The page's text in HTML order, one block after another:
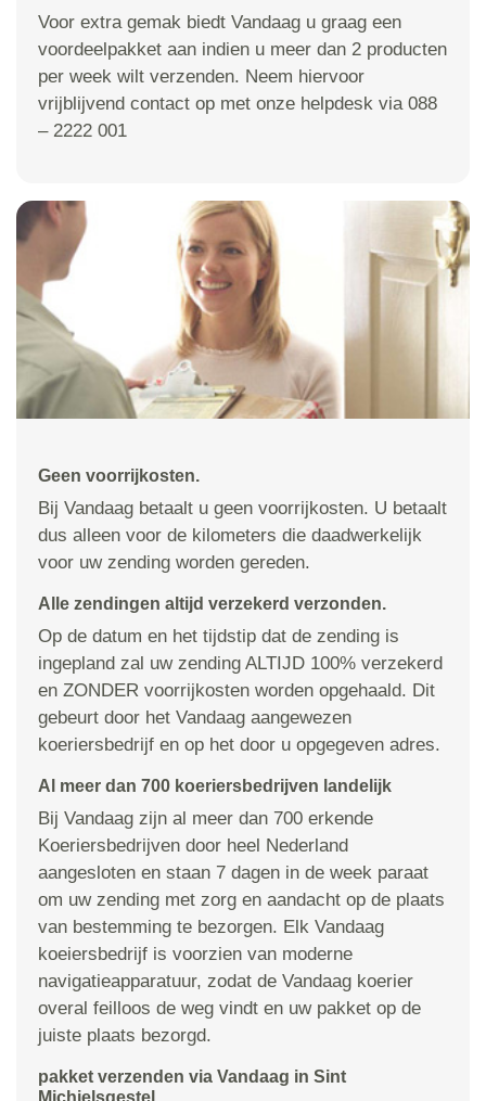
Voor extra gemak biedt Vandaag u graag een
voordeelpakket aan indien u meer dan 2 producten
per week wilt verzenden. Neem hiervoor
vrijblijvend contact op met onze helpdesk via 088
– 2222 001
Geen voorrijkosten.
Bij Vandaag betaalt u geen voorrijkosten. U betaalt
dus alleen voor de kilometers die daadwerkelijk
voor uw zending worden gereden.
Alle zendingen altijd verzekerd verzonden.
Op de datum en het tijdstip dat de zending is
ingepland zal uw zending ALTIJD 100% verzekerd
en ZONDER voorrijkosten worden opgehaald. Dit
gebeurt door het Vandaag aangewezen
koeriersbedrijf en op het door u opgegeven adres.
Al meer dan 700 koeriersbedrijven landelijk
Bij Vandaag zijn al meer dan 700 erkende
Koeriersbedrijven door heel Nederland
aangesloten en staan 7 dagen in de week paraat
om uw zending met zorg en aandacht op de plaats
van bestemming te bezorgen. Elk Vandaag
koeiersbedrijf is voorzien van moderne
navigatieapparatuur, zodat de Vandaag koerier
overal feilloos de weg vindt en uw pakket op de
juiste plaats bezorgd.
pakket verzenden via Vandaag in Sint